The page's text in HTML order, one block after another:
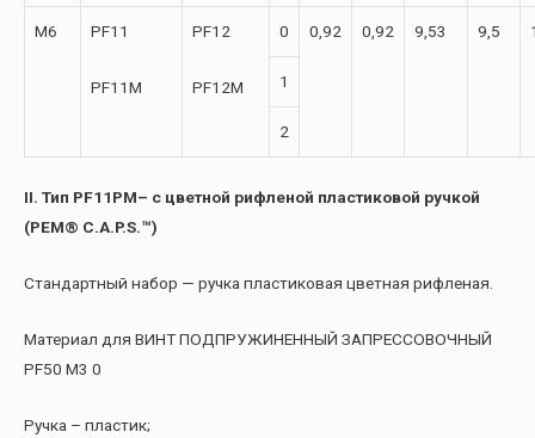
М6 PF11
PF11M
PF12
PF12M
0 0,92 0,92 9,53 9,5
1
2
II. Тип PF11PM– с цветной рифленой пластиковой ручкой
(PEM® C.A.P.S.™)
Стандартный набор — ручка пластиковая цветная рифленая.
Материал для ВИНТ ПОДПРУЖИНЕННЫЙ ЗАПРЕССОВОЧНЫЙ
PF50 M3 0
Ручка – пластик;